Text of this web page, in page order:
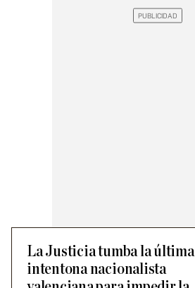
La Justicia tumba la última
intentona nacionalista